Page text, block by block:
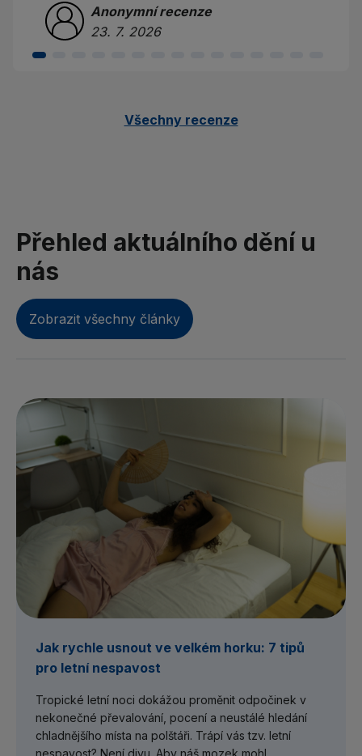
Anonymní recenze
23. 7. 2026
Všechny recenze
Přehled aktuálního dění u
nás
Zobrazit všechny články
Jak rychle usnout ve velkém horku: 7 tipů
pro letní nespavost
Tropické letní noci dokážou proměnit odpočinek v
nekonečné převalování, pocení a neustálé hledání
chladnějšího místa na polštáři. Trápí vás tzv. letní
nespavost? Není divu. Aby náš mozek mohl...